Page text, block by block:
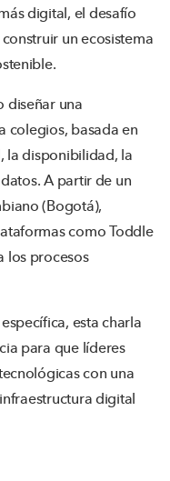
digital, el desafío
un ecosistema
diseñar una
colegios, basada en
la disponibilidad, la
A partir de un
(Bogotá),
como Toddle
los procesos
esta charla
para que líderes
con una
digital